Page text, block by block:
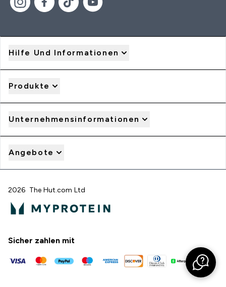
Hilfe Und Informationen
Produkte
Unternehmensinformationen
Angebote
2026 The Hut.com Ltd
Sicher zahlen mit